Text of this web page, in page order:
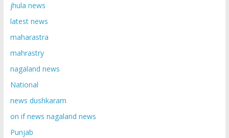
jhula news
latest news
maharastra
mahrastry
nagaland news
National
news dushkaram
on if news nagaland news
Punjab